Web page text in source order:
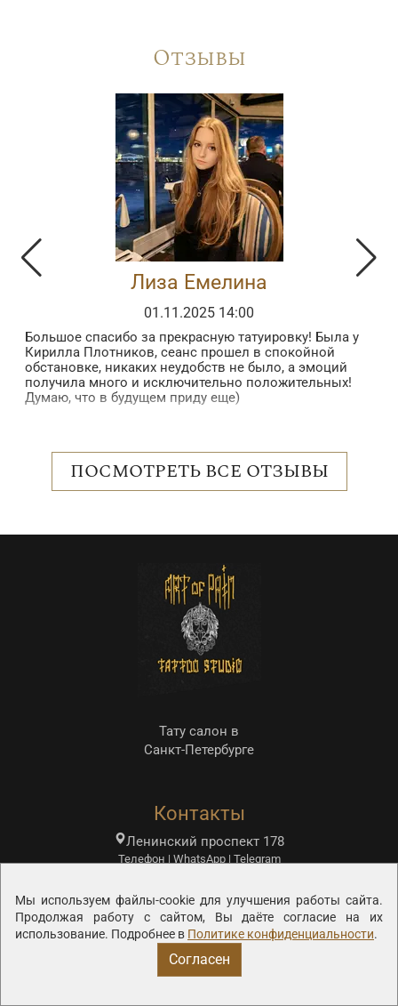
Мы используем файлы-cookie для улучшения работы сайта.
Продолжая работу с сайтом, Вы даёте согласие на их
использование. Подробнее в Политике конфиденциальности.
Согласен
Отзывы
Лиза Емелина
01.11.2025 14:00
Большое спасибо за прекрасную татуировку! Была у
Кирилла Плотников, сеанс прошел в спокойной
обстановке, никаких неудобств не было, а эмоций
получила много и исключительно положительных!
Думаю, что в будущем приду еще)
ПОСМОТРЕТЬ ВСЕ ОТЗЫВЫ
Тату салон в
Санкт-Петербурге
Контакты
Ленинский проспект 178
Телефон | WhatsApp | Telegram
проспект Луначарского 76к2
Телефон | WhatsApp | Telegram
+7 (921) 448-98-82